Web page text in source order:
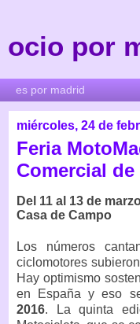
ocio por
miércoles, 24 de
Feria
Comercial
Del 11 al 13 de
Casa de Campo
Los números
ciclomotores
Hay optimismo
en España y eso
2016. La quinta